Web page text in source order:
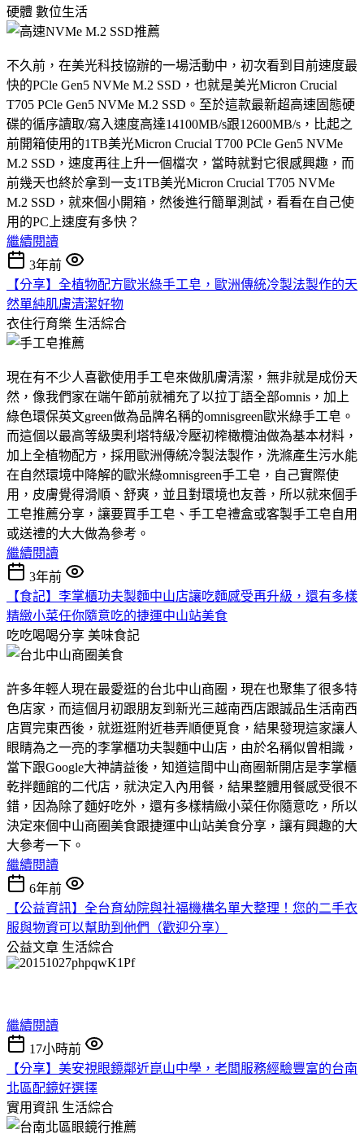
硬體 數位生活
不久前，在美光科技協辦的一場活動中，初次看到目前速度最
快的PCle Gen5 NVMe M.2 SSD，也就是美光Micron Crucial
T705 PCle Gen5 NVMe M.2 SSD。至於這款最新超高速固態硬
碟的循序讀取/寫入速度高達14100MB/s跟12600MB/s，比起之
前開箱使用的1TB美光Micron Crucial T700 PCle Gen5 NVMe
M.2 SSD，速度再往上升一個檔次，當時就對它很感興趣，而
前幾天也終於拿到一支1TB美光Micron Crucial T705 NVMe
M.2 SSD，就來個小開箱，然後進行簡單測試，看看在自己使
用的PC上速度有多快？
繼續閱讀
3年前
【分享】全植物配方歐米綠手工皂，歐洲傳統冷製法製作的天
然單純肌膚清潔好物
衣住行育樂 生活綜合
現在有不少人喜歡使用手工皂來做肌膚清潔，無非就是成份天
然，像我們家在端午節前就補充了以拉丁語全部omnis，加上
綠色環保英文green做為品牌名稱的omnisgreen歐米綠手工皂。
而這個以最高等級奧利塔特級冷壓初榨橄欖油做為基本材料，
加上全植物配方，採用歐洲傳統冷製法製作，洗滌產生污水能
在自然環境中降解的歐米綠omnisgreen手工皂，自己實際使
用，皮膚覺得滑順、舒爽，並且對環境也友善，所以就來個手
工皂推薦分享，讓要買手工皂、手工皂禮盒或客製手工皂自用
或送禮的大大做為參考。
繼續閱讀
3年前
【食記】李掌櫃功夫製麵中山店讓吃麵感受再升級，還有多樣
精緻小菜任你隨意吃的捷運中山站美食
吃吃喝喝分享 美味食記
許多年輕人現在最愛逛的台北中山商圈，現在也聚集了很多特
色店家，而這個月初跟朋友到新光三越南西店跟誠品生活南西
店買完東西後，就逛逛附近巷弄順便覓食，結果發現這家讓人
眼睛為之一亮的李掌櫃功夫製麵中山店，由於名稱似曾相識，
當下跟Google大神請益後，知道這間中山商圈新開店是李掌櫃
乾拌麵館的二代店，就決定入內用餐，結果整體用餐感受很不
錯，因為除了麵好吃外，還有多樣精緻小菜任你隨意吃，所以
決定來個中山商圈美食跟捷運中山站美食分享，讓有興趣的大
大參考一下。
繼續閱讀
6年前
【公益資訊】全台育幼院與社福機構名單大整理！您的二手衣
服與物資可以幫助到他們（歡迎分享）
公益文章 生活綜合
繼續閱讀
17小時前
【分享】美安視眼鏡鄰近崑山中學，老闆服務經驗豐富的台南
北區配鏡好選擇
實用資訊 生活綜合